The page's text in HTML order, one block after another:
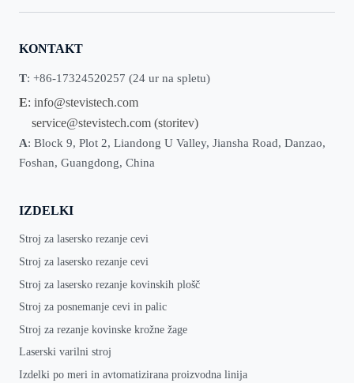
KONTAKT
T: +86-17324520257 (24 ur na spletu)
E: info@stevistech.com
service@stevistech.com (storitev)
A: Block 9, Plot 2, Liandong U Valley, Jiansha Road, Danzao,
Foshan, Guangdong, China
IZDELKI
Stroj za lasersko rezanje cevi
Stroj za lasersko rezanje cevi
Stroj za lasersko rezanje kovinskih plošč
Stroj za posnemanje cevi in palic
Stroj za rezanje kovinske krožne žage
Laserski varilni stroj
Izdelki po meri in avtomatizirana proizvodna linija